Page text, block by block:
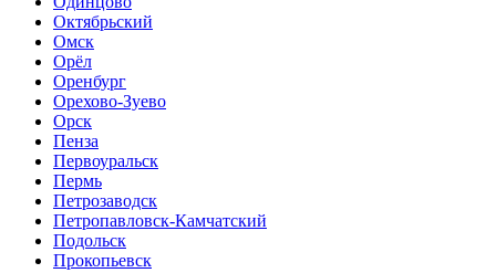
Октябрьский
Омск
Орёл
Оренбург
Орехово-Зуево
Орск
Пенза
Первоуральск
Пермь
Петрозаводск
Петропавловск-Камчатский
Подольск
Прокопьевск